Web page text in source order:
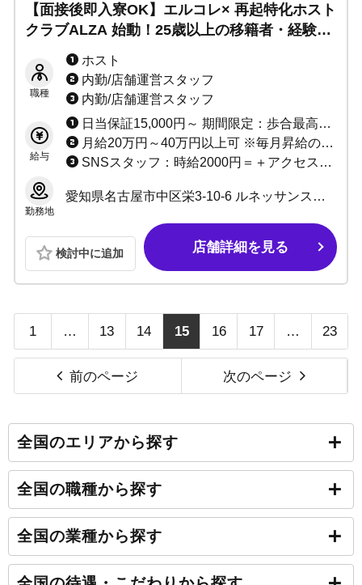
【面接後即入寮OK】エルコレ× 再起特化ホスト
クラブALZA 始動！25歳以上の移籍者・経験者
を大募集！24歳以下の未経験も歓迎！！
職種
ホスト
内勤/店舗運営スタッフ
内勤/店舗運営スタッフ
給与
日当保証15,000円～ 期間限定：歩合最高小計100％バック以上
月給20万円～40万円以上可 ※毎月昇給のチャンスあり、常に身近で経営のノウハウを学べます。 昇給、昇格査定随時(今やっていることが必ず結果になります)
SNSスタッフ：時給2000円＝＋アクセス手当て(例/1再生回数1円等) ★週払いOK
勤務地
愛知県名古屋市中区栄3-10-6 ルネッサンスビル 3F
検討中に追加 店舗詳細を見る
1 … 13 14 15 16 17 … 23
前のページ 次のページ
全国のエリアから探す
全国の職種から探す
全国の業種から探す